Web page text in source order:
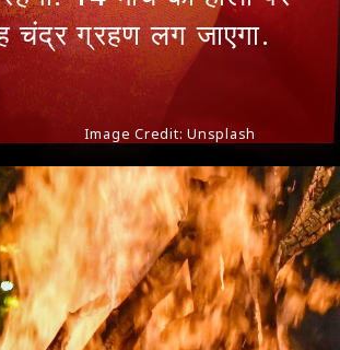
Image Credit: Unsplash
चंद्र ग्रहण लग जाएगा.